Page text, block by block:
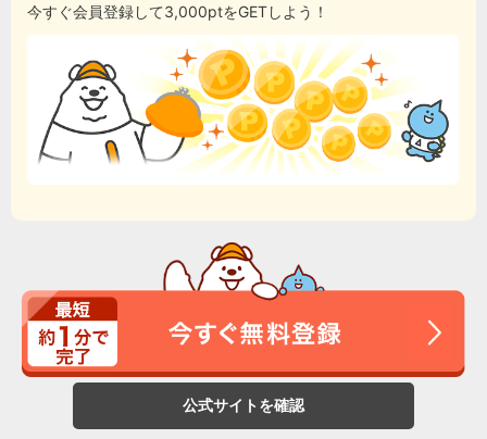
今すぐ会員登録して3,000ptをGETしよう！
公式サイトを確認